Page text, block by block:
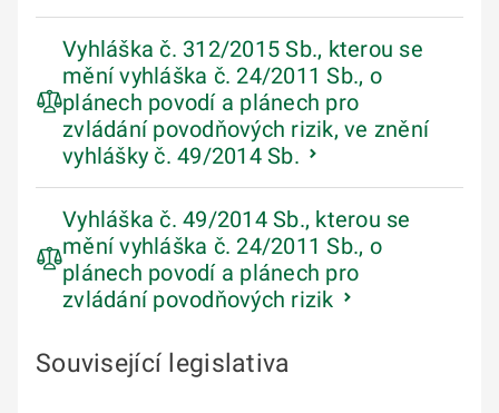
Vyhláška č. 312/2015 Sb., kterou se
mění vyhláška č. 24/2011 Sb., o
plánech povodí a plánech pro
zvládání povodňových rizik, ve znění
vyhlášky č. 49/2014 Sb.
Vyhláška č. 49/2014 Sb., kterou se
mění vyhláška č. 24/2011 Sb., o
plánech povodí a plánech pro
zvládání povodňových rizik
Související legislativa